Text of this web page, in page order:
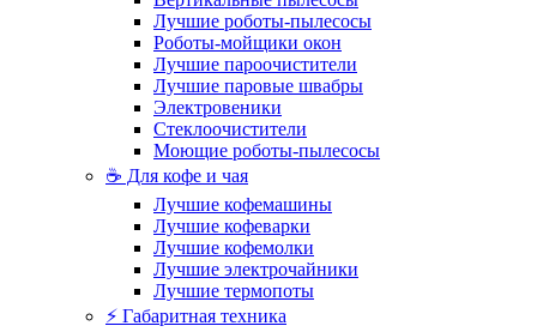
Лучшие роботы-пылесосы
Роботы-мойщики окон
Лучшие пароочистители
Лучшие паровые швабры
Электровеники
Стеклоочистители
Моющие роботы-пылесосы
☕ Для кофе и чая
Лучшие кофемашины
Лучшие кофеварки
Лучшие кофемолки
Лучшие электрочайники
Лучшие термопоты
⚡ Габаритная техника